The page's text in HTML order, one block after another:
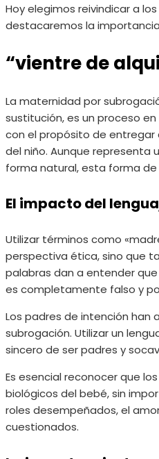
Hoy elegimos reivindicar a
destacaremos la
“vientre de
La maternidad por
sustitución, es un proceso
con el propósito de entregar
del niño. Aunque representa
forma natural, esta forma
El impacto del
Utilizar términos como
perspectiva ética, sino que
palabras dan a entender
es completamente falso y
Los padres de intención han
subrogación. Utilizar un
sincero de ser padres y
Es esencial reconocer que
biológicos del bebé, sin
roles desempeñados, el
cuestionados.